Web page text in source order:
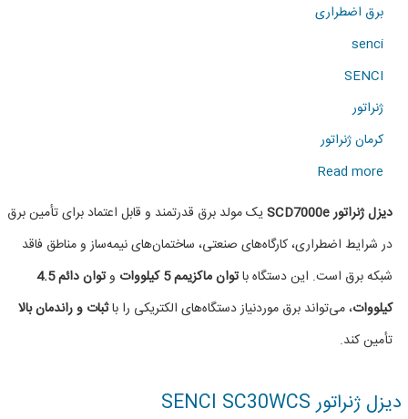
برق اضطراری
senci
SENCI
ژنراتور
کرمان ژنراتور
Read more
about
دیزل
ژنراتور
SCD7000e
(5
دیزل ژنراتور SCD7000e
یک مولد برق قدرتمند و قابل اعتماد برای تأمین برق
در شرایط اضطراری، کارگاه‌های صنعتی، ساختمان‌های نیمه‌ساز و مناطق فاقد
شبکه برق است. این دستگاه باتوان ماکزیمم 5 کیلووات و
توان دائم 4.5
کیلووات، می‌تواند برق موردنیاز دستگاه‌های الکتریکی را باثبات و راندمان بالا
تأمین کند.
دیزل ژنراتور SENCI SC30WCS